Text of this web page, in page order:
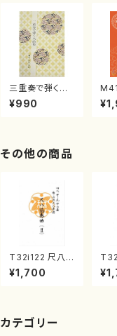
三重奏で弾く名
曲集 クリスマ
スメドレー( 箏
¥990
子《
（
その他の商品
T32i122 尺八協
奏曲（２）（尺八/
二代 山本邦山/
¥1,700
秋
本
カテゴリー